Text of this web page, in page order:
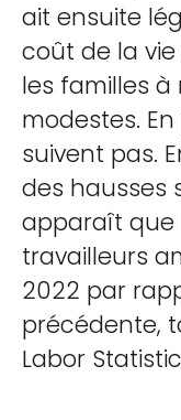
ait ensuite
coût de la
les familles à
modestes.
suivent pas.
des hausses
apparaît que
travailleurs
2022 par
précédente,
Labor